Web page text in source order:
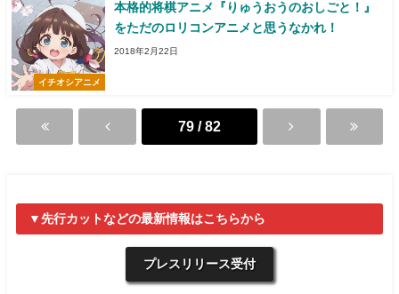
イチオシアニメ
本格的将棋アニメ『りゅうおうのおしごと！』
をただのロリコンアニメと思うなかれ！
2018年2月22日
79 / 82
▼先行カットなどの最新情報はこちらから
プレスリリース受付